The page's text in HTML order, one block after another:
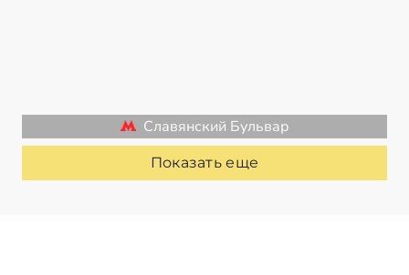
Славянский Бульвар
Показать еще